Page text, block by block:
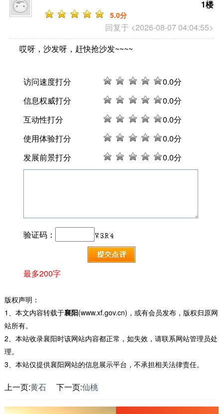
回复于 <2026-08-07 04:04:55>
1楼
5.0分
哎呀，沙发呀，赶快抢沙发~~~~
访问速度打分 0.0分
信息权威打分
0.0分
互动性打分
0.0分
使用体验打分
0.0分
发展前景打分
0.0分
验证码：
最多200字
版权声明：
1、本文内容转载于襄阳(www.xf.gov.cn)，或有会员发布，版权归原网
站所有。
2、本站收录襄阳时该网站内容都正常，如失效，请联系网站管理员处
理。
3、本站仅提供襄阳网站的信息展示平台，不承担相关法律责任。
上一页:黄石 下一页:仙桃